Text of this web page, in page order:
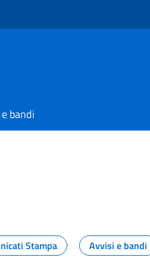
bandi
Stampa Avvisi e bandi